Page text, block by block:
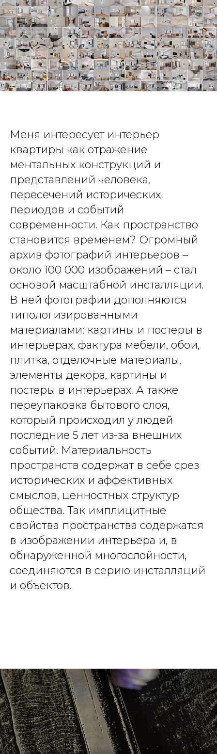
Меня интересует интерьер
квартиры как отражение
ментальных конструкций и
представлений человека,
пересечений исторических
периодов и событий
современности. Как пространство
становится временем? Огромный
архив фотографий интерьеров –
около 100 000 изображений – стал
основой масштабной инсталляции.
В ней фотографии дополняются
типологизированными
материалами: картины и постеры в
интерьерах, фактура мебели, обои,
плитка, отделочные материалы,
элементы декора, картины и
постеры в интерьерах. А также
переупаковка бытового слоя,
который происходил у людей
последние 5 лет из-за внешних
событий. Материальность
пространств содержат в себе срез
исторических и аффективных
смыслов, ценностных структур
общества. Так имплицитные
свойства пространства содержатся
в изображении интерьера и, в
обнаруженной многослойности,
соединяются в серию инсталляций
и объектов.